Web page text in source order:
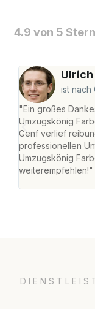
4.9 von 5
ist nach
"Ein großes
Umzugskönig
Genf verlief
professionellen
Umzugskönig
weiterempfehlen!"